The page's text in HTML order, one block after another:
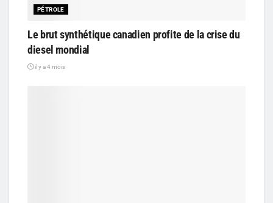
PÉTROLE
Le brut synthétique canadien profite de la crise du
diesel mondial
il y a 4 mois